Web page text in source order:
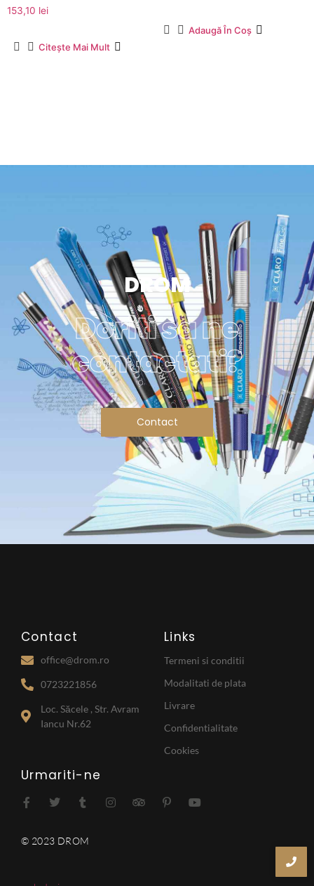
153,10 lei
Citește Mai Mult
Adaugă În Coș
DROM
Doriti sa ne
contactati?
Contact
Contact
office@drom.ro
0723221856
Loc. Săcele , Str. Avram
Iancu Nr.62
Links
Termeni si conditii
Modalitati de plata
Livrare
Confidentialitate
Cookies
Urmariti-ne
© 2023 DROM